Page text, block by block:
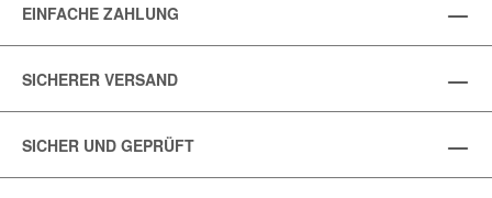
EINFACHE ZAHLUNG
SICHERER VERSAND
SICHER UND GEPRÜFT